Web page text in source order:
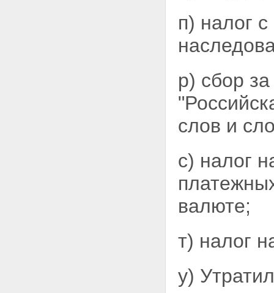
п) налог
р) сбор
слов и
с) налог
валюте;
т) налог
у)